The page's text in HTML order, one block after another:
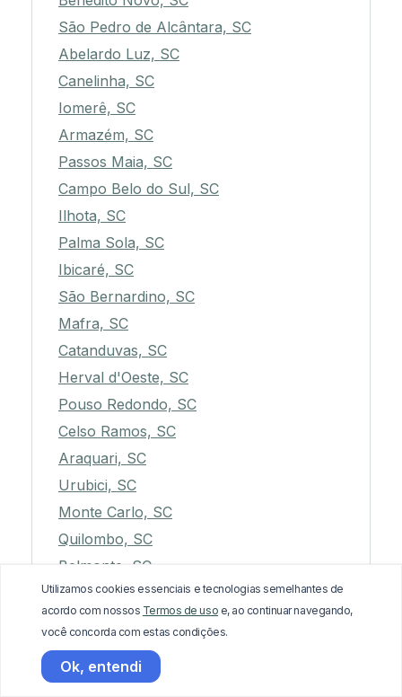
São Pedro de Alcântara, SC
Abelardo Luz, SC
Canelinha, SC
Iomerê, SC
Armazém, SC
Passos Maia, SC
Campo Belo do Sul, SC
Ilhota, SC
Palma Sola, SC
Ibicaré, SC
São Bernardino, SC
Mafra, SC
Catanduvas, SC
Herval d'Oeste, SC
Pouso Redondo, SC
Celso Ramos, SC
Araquari, SC
Urubici, SC
Monte Carlo, SC
Quilombo, SC
Belmonte, SC
Itapoá, SC
Bom Retiro, SC
Schroeder, SC
Marema, SC
Utilizamos cookies essenciais e tecnologias semelhantes de
acordo com nossos Termos de uso e, ao continuar navegando,
você concorda com estas condições.
Ok, entendi